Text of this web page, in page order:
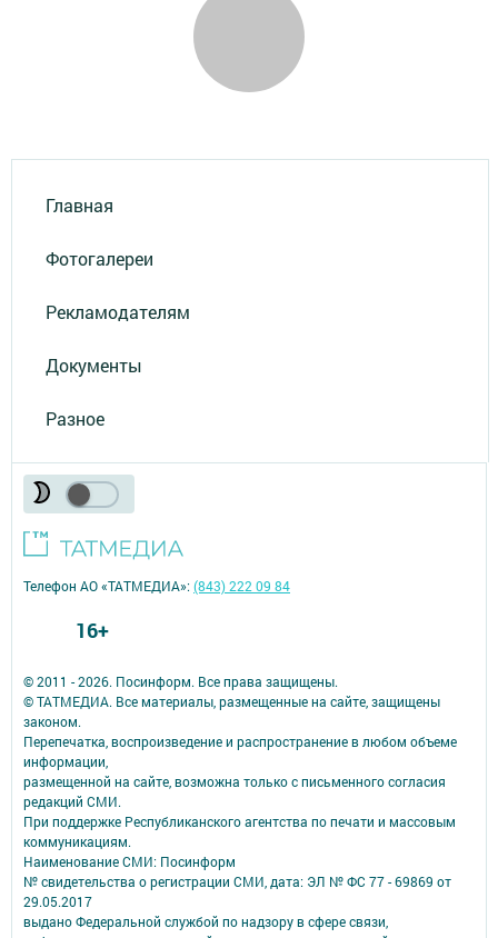
Главная
Фотогалереи
Рекламодателям
Документы
Разное
© 2011 - 2026. Посинформ. Все права защищены.
© ТАТМЕДИА. Все материалы, размещенные на сайте, защищены
законом.
Перепечатка, воспроизведение и распространение в любом объеме
информации,
размещенной на сайте, возможна только с письменного согласия
редакций СМИ.
При поддержке Республиканского агентства по печати и массовым
коммуникациям.
Наименование СМИ: Посинформ
№ свидетельства о регистрации СМИ, дата: ЭЛ № ФС 77 - 69869 от
29.05.2017
выдано Федеральной службой по надзору в сфере связи,
Телефон АО «ТАТМЕДИА»:(843) 222 09 84
16+